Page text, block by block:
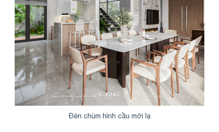
Đèn chùm hình cầu mới lạ